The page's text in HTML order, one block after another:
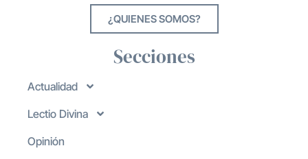
¿QUIENES SOMOS?
Secciones
Actualidad
Lectio Divina
Opinión